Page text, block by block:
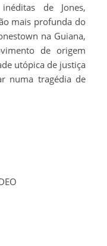
de Jones,
mais profunda do
na Guiana,
de origem
utópica de justiça
numa tragédia de